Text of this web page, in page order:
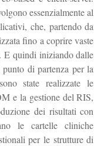
essenzialmente al
che, partendo da
fino a coprire vaste
E quindi iniziando dalle
di partenza per la
state realizzate le
e la gestione del RIS,
dei risultati con
le cartelle cliniche
per le strutture di